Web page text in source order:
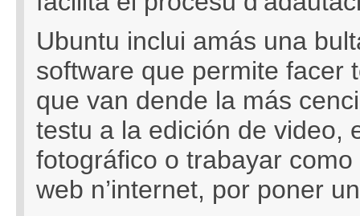
Ubuntu inclui amás una
software que permite facer
que van dende la más
testu a la edición de video,
fotográfico o trabayar
web n’internet, por poner